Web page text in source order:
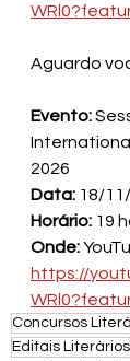
Aguardo
Evento:
2026
Data: 18/
Horário: 19
Onde:
https://
Concursos
Editais Literários